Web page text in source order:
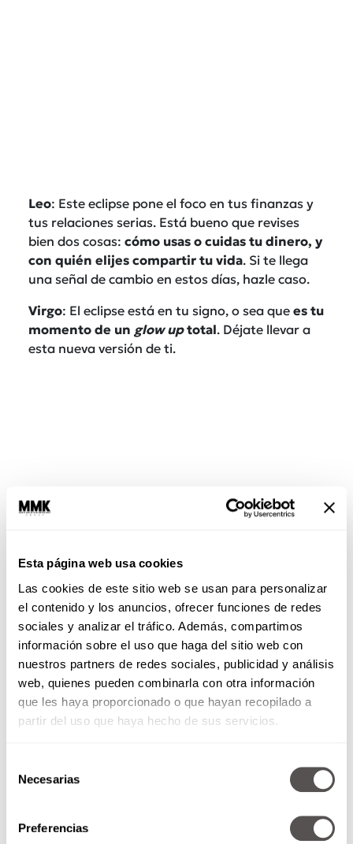
Esta página web usa cookies
Las cookies de este sitio web se usan para personalizar
el contenido y los anuncios, ofrecer funciones de redes
sociales y analizar el tráfico. Además, compartimos
información sobre el uso que haga del sitio web con
nuestros partners de redes sociales, publicidad y análisis
web, quienes pueden combinarla con otra información
que les haya proporcionado o que hayan recopilado a
partir del uso que haya hecho de sus servicios.
Necesarias
Preferencias
Leo: Este eclipse pone el foco en tus finanzas y
tus relaciones serias. Está bueno que revises
bien dos cosas: cómo usas o cuidas tu dinero, y
con quién elijes compartir tu vida. Si te llega
una señal de cambio en estos días, hazle caso.
Virgo: El eclipse está en tu signo, o sea que es tu
momento de un glow uptotal. Déjate llevar a
esta nueva versión de ti.
tu mundo interior, y un gran momento para
retomar esas clases de yoga y mini
meditaciones.Suelta las creencias que ya no te
sirvan.
Escorpio: Si sientes el impulso de llamar a esa
amiga o hacer un plan con tu grupito, síguelo.
Este eclipse es parafortalecer tus relaciones